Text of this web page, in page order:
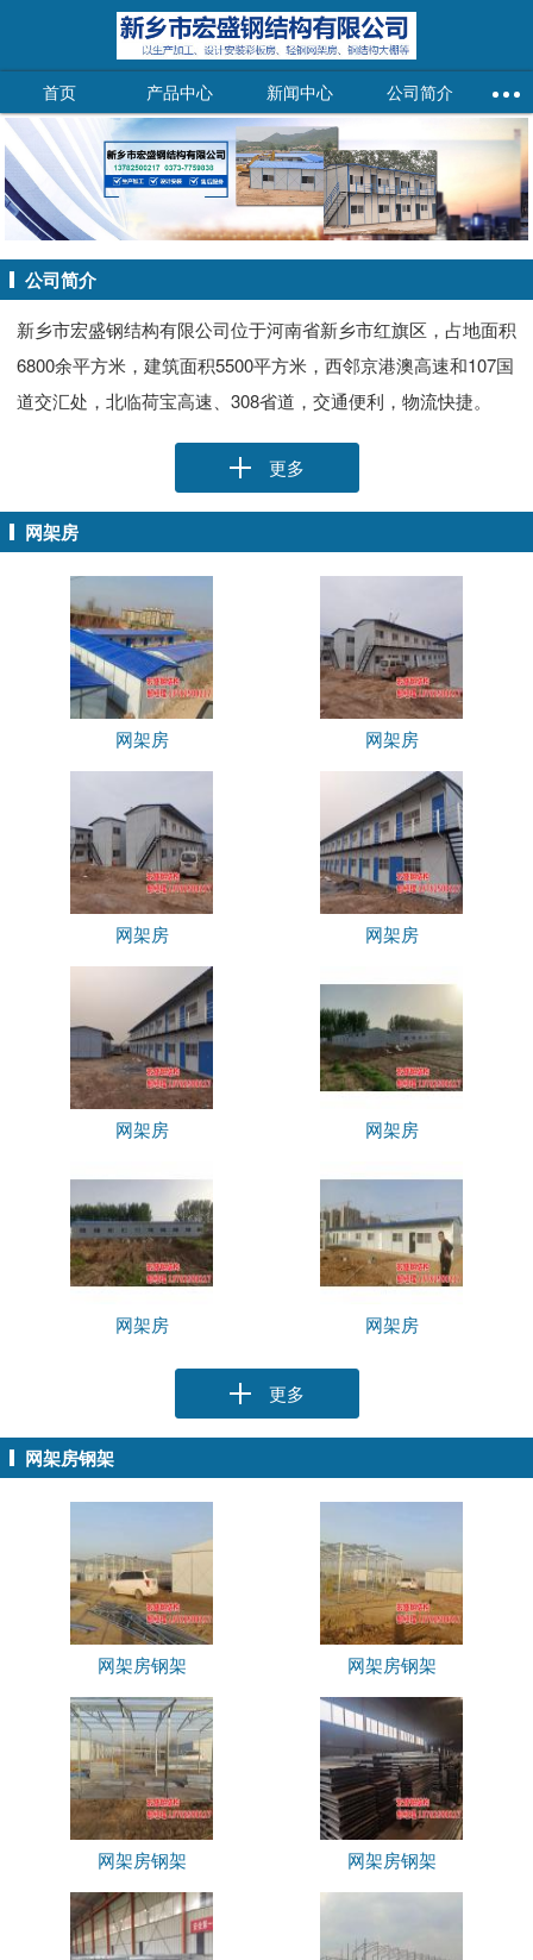
首页 产品中心 新闻中心 公司简介
公司简介
新乡市宏盛钢结构有限公司位于河南省新乡市红旗区，占地面积
6800余平方米，建筑面积5500平方米，西邻京港澳高速和107国
道交汇处，北临荷宝高速、308省道，交通便利，物流快捷。
更多
网架房
网架房 网架房
网架房 网架房
网架房 网架房
网架房 网架房
更多
网架房钢架
网架房钢架 网架房钢架
网架房钢架 网架房钢架